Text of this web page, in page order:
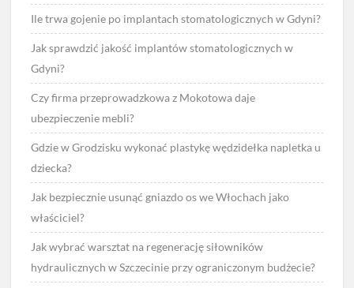
Ile trwa gojenie po implantach stomatologicznych w Gdyni?
Jak sprawdzić jakość implantów stomatologicznych w
Gdyni?
Czy firma przeprowadzkowa z Mokotowa daje
ubezpieczenie mebli?
Gdzie w Grodzisku wykonać plastykę wędzidełka napletka u
dziecka?
Jak bezpiecznie usunąć gniazdo os we Włochach jako
właściciel?
Jak wybrać warsztat na regenerację siłowników
hydraulicznych w Szczecinie przy ograniczonym budżecie?